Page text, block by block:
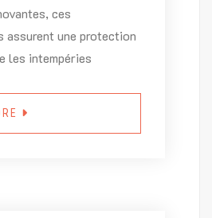
ces
assurent une protection
les intempéries